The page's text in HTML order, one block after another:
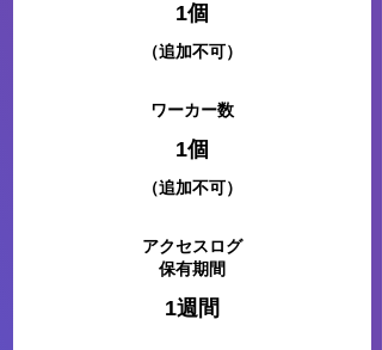
1個
​（追加不可）​
​ワーカー数
1個
​（追加不可）​
アクセスログ
​保有期間
1週間